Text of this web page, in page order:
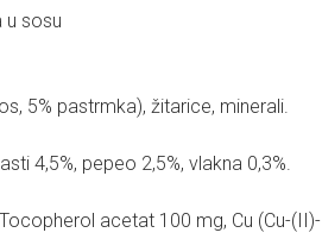
u sosu
5% pastrmka), žitarice, minerali.
4,5%, pepeo 2,5%, vlakna 0,3%.
acetat 100 mg, Cu (Cu-(II)-